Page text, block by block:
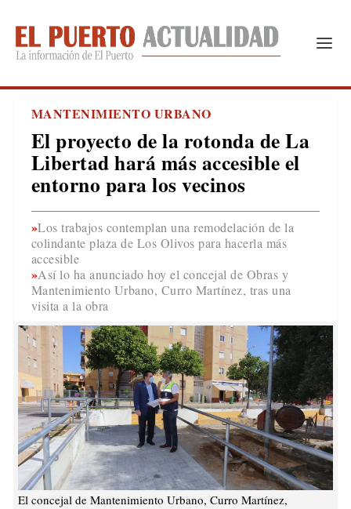
MANTENIMIENTO URBANO
El proyecto de la rotonda de La
Libertad hará más accesible el
entorno para los vecinos
Los trabajos contemplan una remodelación de la
colindante plaza de Los Olivos para hacerla más
accesible
Así lo ha anunciado hoy el concejal de Obras y
Mantenimiento Urbano, Curro Martínez, tras una
visita a la obra
El concejal de Mantenimiento Urbano, Curro Martínez,